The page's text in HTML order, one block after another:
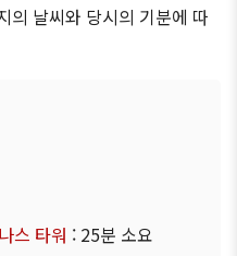
의 날씨와 당시의 기분에 따
스 타워 : 25분 소요